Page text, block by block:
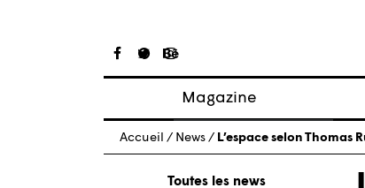
Magazine
Articles
À propos
Numéros
Accueil / News / L’espace selon Thomas
Toutes les news